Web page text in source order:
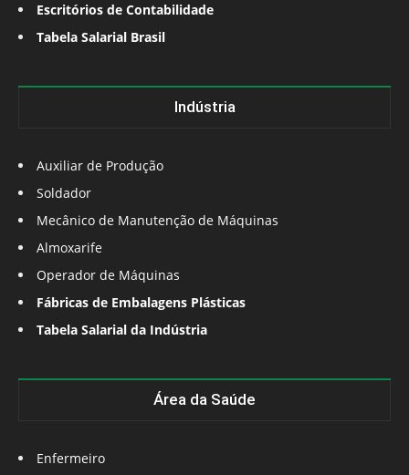
Escritórios de Contabilidade
Tabela Salarial Brasil
Indústria
Auxiliar de Produção
Soldador
Mecânico de Manutenção de Máquinas
Almoxarife
Operador de Máquinas
Fábricas de Embalagens Plásticas
Tabela Salarial da Indústria
Área da Saúde
Enfermeiro